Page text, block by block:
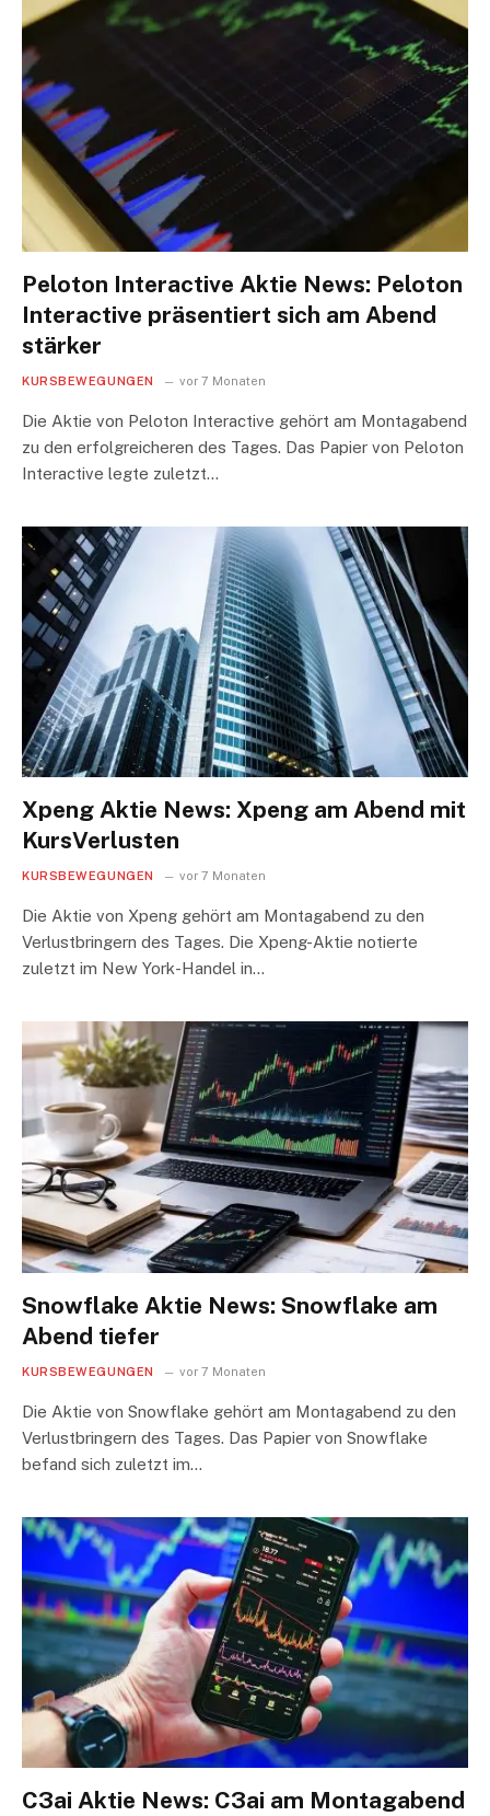
Peloton Interactive Aktie News: Peloton
Interactive präsentiert sich am Abend
stärker
KURSBEWEGUNGEN vor 7 Monaten
Die Aktie von Peloton Interactive gehört am Montagabend
zu den erfolgreicheren des Tages. Das Papier von Peloton
Interactive legte zuletzt…
Xpeng Aktie News: Xpeng am Abend mit
KursVerlusten
KURSBEWEGUNGEN vor 7 Monaten
Die Aktie von Xpeng gehört am Montagabend zu den
Verlustbringern des Tages. Die Xpeng-Aktie notierte
zuletzt im New York-Handel in…
Snowflake Aktie News: Snowflake am
Abend tiefer
KURSBEWEGUNGEN vor 7 Monaten
Die Aktie von Snowflake gehört am Montagabend zu den
Verlustbringern des Tages. Das Papier von Snowflake
befand sich zuletzt im…
C3ai Aktie News: C3ai am Montagabend